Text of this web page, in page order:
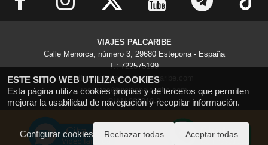
ESTE SITIO WEB UTILIZA COOKIES
Esta página utiliza cookies propias y de terceros que permiten
mejorar la usabilidad de navegación y recopilar información.
Configurar cookies Rechazar todas Aceptar todas
VIAJES PALCARIBE
Calle Menorca, número 3, 29680 Estepona - España
T.: 722575199
https://ofertas.viajespalcaribe.com
reservas@viajespalcaribe.com
CIAN-298010-3